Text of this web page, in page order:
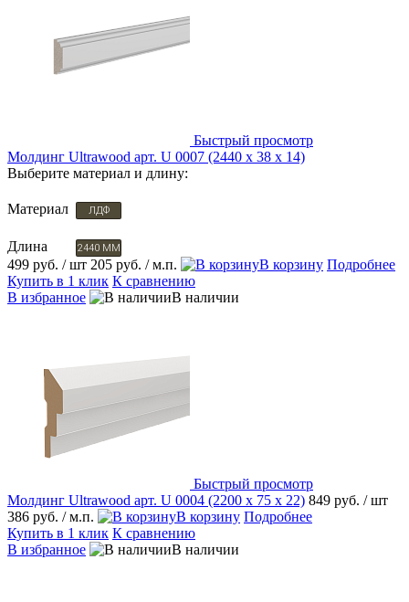
Быстрый просмотр
Молдинг Ultrawood арт. U 0007 (2440 х 38 х 14)
Выберите материал и длину:
Материал ЛДФ
Длина 2440 ММ
499 руб. / шт 205 руб. / м.п. В корзину Подробнее
Купить в 1 клик К сравнению
В избранное
В наличии
Быстрый просмотр
Молдинг Ultrawood арт. U 0004 (2200 х 75 х 22) 849 руб. / шт
386 руб. / м.п. В корзину Подробнее
Купить в 1 клик К сравнению
В избранное
В наличии